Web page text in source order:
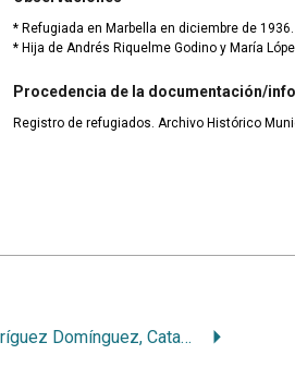
* Refugiada en Marbella en diciembre de 1936.
* Hija de Andrés Riquelme Godino y María
Procedencia de la documentación/
Registro de refugiados. Archivo Histórico
Rodríguez Domínguez, Catalina